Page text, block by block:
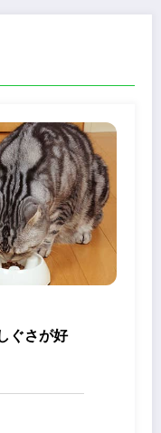
ぐさが好